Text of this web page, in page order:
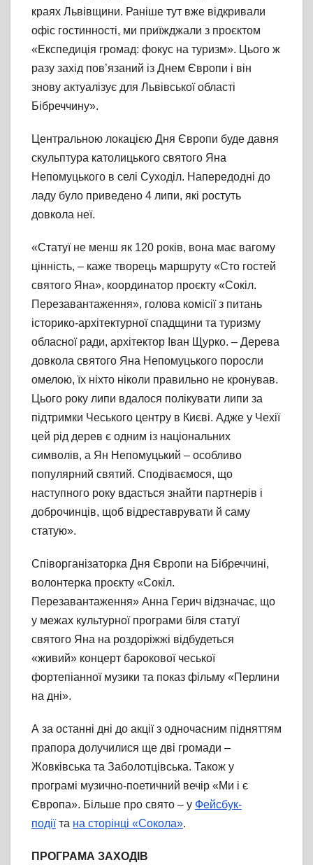
краях Львівщини. Раніше тут вже відкривали
офіс гостинності, ми приїжджали з проєктом
«Експедиція громад: фокус на туризм». Цього ж
разу захід пов’язаний із Днем Європи і він
знову актуалізує для Львівської області
Бібреччину».
Центральною локацією Дня Європи буде давня
скульптура католицького святого Яна
Непомуцького в селі Суходіл. Напередодні до
ладу було приведено 4 липи, які ростуть
довкола неї.
«Статуї не менш як 120 років, вона має вагому
цінність, – каже творець маршруту «Сто гостей
святого Яна», координатор проєкту «Сокіл.
Перезавантаження», голова комісії з питань
історико-архітектурної спадщини та туризму
обласної ради, архітектор Іван Щурко. – Дерева
довкола святого Яна Непомуцького поросли
омелою, їх ніхто ніколи правильно не кронував.
Цього року липи вдалося полікувати липи за
підтримки Чеського центру в Києві. Адже у Чехії
цей рід дерев є одним із національних
символів, а Ян Непомуцький – особливо
популярний святий. Сподіваємося, що
наступного року вдасться знайти партнерів і
доброчинців, щоб відреставрувати й саму
статую».
Співорганізаторка Дня Європи на Бібреччині,
волонтерка проєкту «Сокіл.
Перезавантаження» Анна Герич відзначає, що
у межах культурної програми біля статуї
святого Яна на роздоріжжі відбудеться
«живий» концерт барокової чеської
фортепіанної музики та показ фільму «Перлини
на дні».
А за останні дні до акції з одночасним підняттям
прапора долучилися ще дві громади –
Жовківська та Заболотцівська. Також у
програмі музично-поетичний вечір «Ми і є
Європа». Більше про свято – у Фейсбук-
подіїта на сторінці «Сокола».
ПРОГРАМА ЗАХОДІВ